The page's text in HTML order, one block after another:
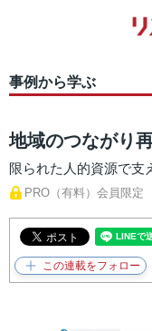
事例から学ぶ
地域のつながり
限られた人的資源で支
PRO（有料）会員限定